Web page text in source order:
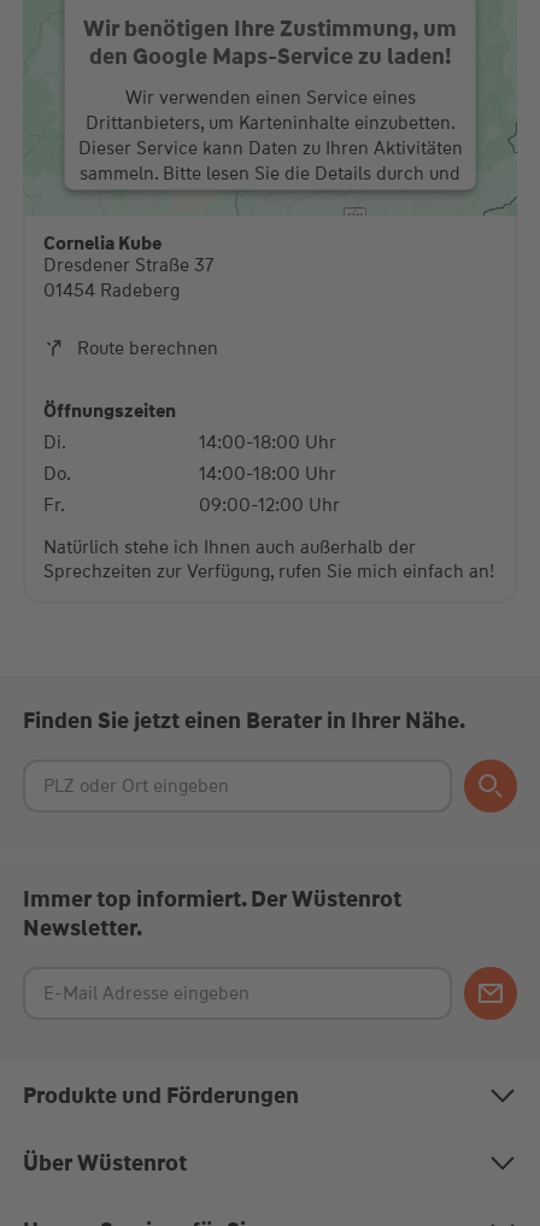
Wir benötigen Ihre Zustimmung, um
den Google Maps-Service zu laden!
Wir verwenden einen Service eines
Drittanbieters, um Karteninhalte einzubetten.
Dieser Service kann Daten zu Ihren Aktivitäten
sammeln. Bitte lesen Sie die Details durch und
stimmen Sie der Nutzung des Service zu, um
diese Karte anzuzeigen.
Mehr Informationen
Cornelia Kube
Dresdener Straße 37
01454 Radeberg
Route berechnen
Öffnungszeiten
Di.
14:00-18:00 Uhr
Do.
14:00-18:00 Uhr
Fr.
09:00-12:00 Uhr
Natürlich stehe ich Ihnen auch außerhalb der
Sprechzeiten zur Verfügung, rufen Sie mich einfach an!
Finden Sie jetzt einen Berater in Ihrer Nähe.
Immer top informiert. Der Wüstenrot
Newsletter.
Produkte und Förderungen
Bausparen
Über Wüstenrot
Über uns